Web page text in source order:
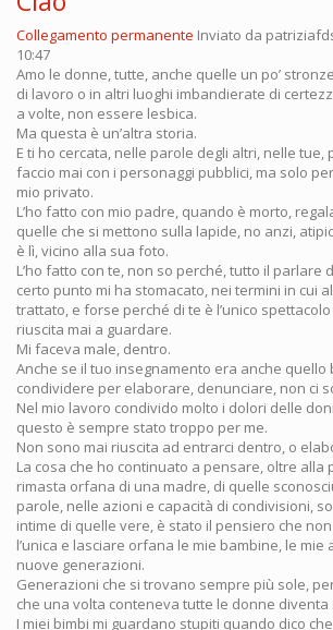
Collegamento permanente Inviato da
10:47
Amo le donne, tutte, anche quelle un po’
di lavoro o in altri luoghi imbandierate di
a volte, non essere lesbica.
Ma questa è un’altra storia.
E ti ho cercata, nelle parole degli altri, nelle tue,
faccio mai con i personaggi pubblici, ma solo
mio privato.
L’ho fatto con mio padre, quando è morto,
quelle che si mettono sulla lapide, no anzi,
è lì, vicino alla sua foto.
L’ho fatto con te, non so perché, tutto il parlare
certo punto mi ha stomacato, nei termini in cui
trattato, e forse perché di te è l’unico
riuscita mai a guardare.
Mi faceva male, dentro.
Anche se il tuo insegnamento era anche quello
condividere per elaborare, denunciare, non ci
Nel mio lavoro condivido molto i dolori delle
questo è sempre stato troppo per me.
Non sono mai riuscita ad entrarci dentro, o
La cosa che ho continuato a pensare, oltre alla
rimasta orfana di una madre, di quelle
parole, nelle azioni e capacità di condivisioni,
intime di quelle vere, è stato il pensiero che
l’unica e lasciare orfana le mie bambine, le mie
nuove generazioni.
Generazioni che si trovano sempre più sole,
che una volta conteneva tutte le donne diventa
I miei bimbi mi guardano stupiti quando dico